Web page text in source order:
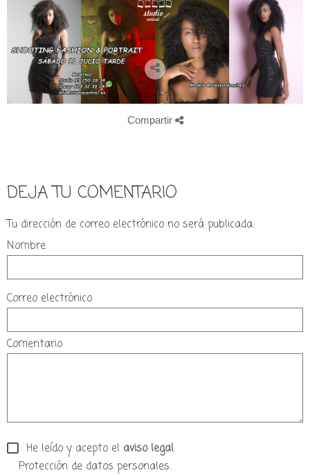
Compartir
DEJA TU COMENTARIO
Tu dirección de correo electrónico no será publicada.
Nombre
Correo electrónico
Comentario
He leído y acepto el aviso legal.
Protección de datos personales.